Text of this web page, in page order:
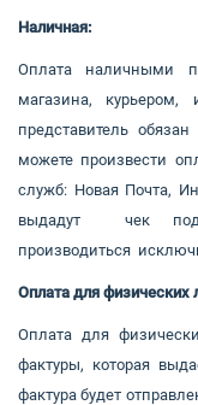
Наличная:
Оплата наличными
магазина,
представитель
можете произвести
служб: Новая Почта,
выдадут чек
производиться
Оплата для физических
Оплата для
фактуры, которая
фактура будет